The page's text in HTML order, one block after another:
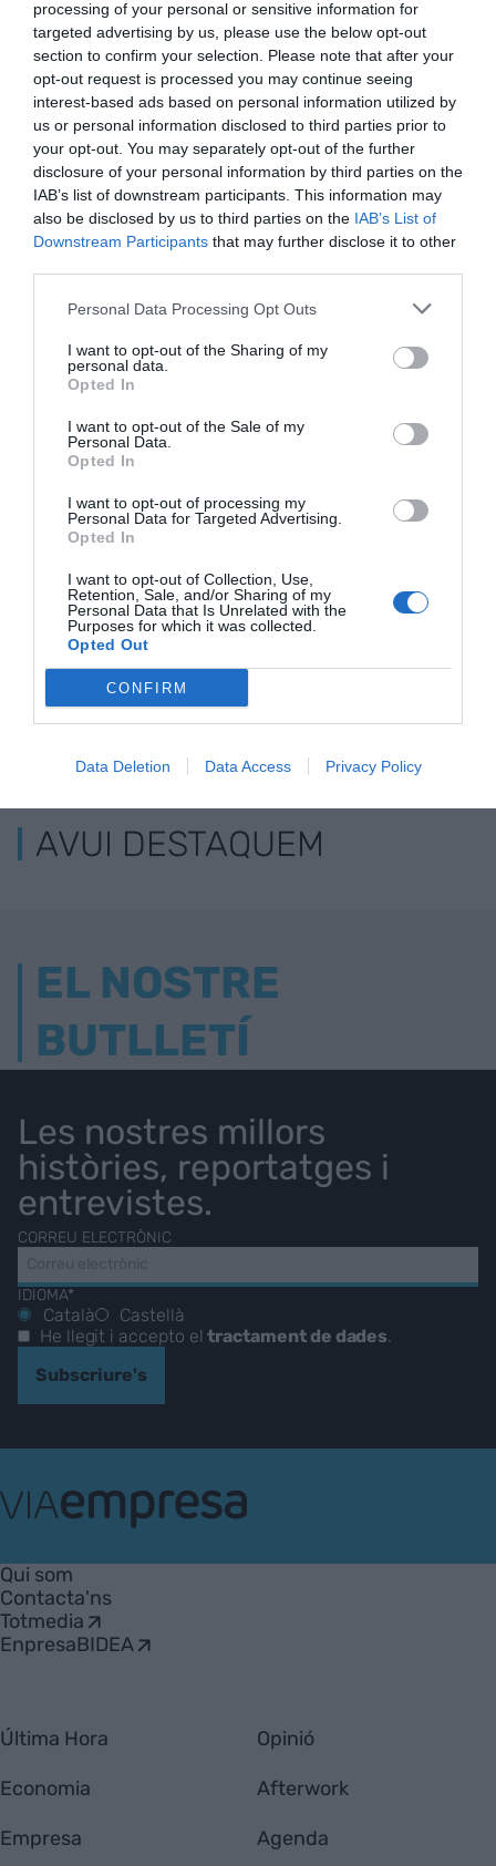
processing of your personal or sensitive information for
targeted advertising by us, please use the below opt-out
section to confirm your selection. Please note that after your
opt-out request is processed you may continue seeing
interest-based ads based on personal information utilized by
us or personal information disclosed to third parties prior to
your opt-out. You may separately opt-out of the further
disclosure of your personal information by third parties on the
IAB’s list of downstream participants. This information may
also be disclosed by us to third parties on the IAB’s List of
Downstream Participants that may further disclose it to other
Personal Data Processing Opt Outs
I want to opt-out of the Sharing of my
personal data.
Opted In
I want to opt-out of the Sale of my
Personal Data.
Opted In
I want to opt-out of processing my
Personal Data for Targeted Advertising.
Opted In
I want to opt-out of Collection, Use,
Retention, Sale, and/or Sharing of my
Personal Data that Is Unrelated with the
Purposes for which it was collected.
Opted Out
CONFIRM
Data Deletion Data Access Privacy Policy
RELACIONADES
L'energia solar
tèrmica,
indústria
L’energia solar a
Inversió de
ELS MÉS LLEGITS
AVUI DESTAQUEM
EL NOSTRE
BUTLLETÍ
Les nostres millors
històries, reportatges i
entrevistes.
CORREU ELECTRÒNIC
IDIOMA*
Català
Castellà
He llegit i accepto eltractament de dades.
Subscriure's
Empresa
Qui som
Contacta'ns
Totmedia
EnpresaBIDEA
Última Hora
Economia
Empresa
Opinió
Afterwork
Agenda